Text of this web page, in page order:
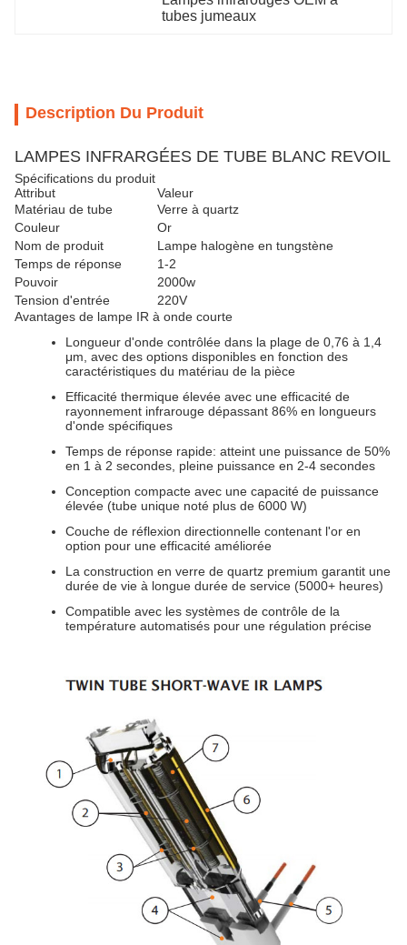
tubes jumeaux
Description Du Produit
LAMPES INFRARGÉES DE TUBE BLANC REVOIL
Spécifications du produit
Attribut
Valeur
Matériau de tube
Verre à quartz
Couleur
Or
Nom de produit
Lampe halogène en tungstène
Temps de réponse
1-2
Pouvoir
2000w
Tension d'entrée
220V
Avantages de lampe IR à onde courte
Longueur d'onde contrôlée dans la plage de 0,76 à 1,4
μm, avec des options disponibles en fonction des
caractéristiques du matériau de la pièce
Efficacité thermique élevée avec une efficacité de
rayonnement infrarouge dépassant 86% en longueurs
d'onde spécifiques
Temps de réponse rapide: atteint une puissance de 50%
en 1 à 2 secondes, pleine puissance en 2-4 secondes
Conception compacte avec une capacité de puissance
élevée (tube unique noté plus de 6000 W)
Couche de réflexion directionnelle contenant l'or en
option pour une efficacité améliorée
La construction en verre de quartz premium garantit une
durée de vie à longue durée de service (5000+ heures)
Compatible avec les systèmes de contrôle de la
température automatisés pour une régulation précise